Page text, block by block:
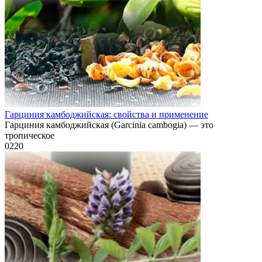
Гарциния камбоджийская: свойства и применение
Гарциния камбоджийская (Garcinia cambogia) — это
тропическое
0220